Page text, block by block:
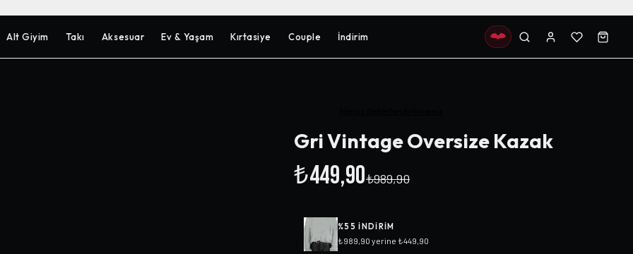
Alt Giyim Takı Aksesuar Ev & Yaşam Kırtasiye Couple İndirim
Gri Vintage Oversize Kazak
₺449,90₺989,90
%55 INDIRIM
₺989,90 yerine ₺449,90